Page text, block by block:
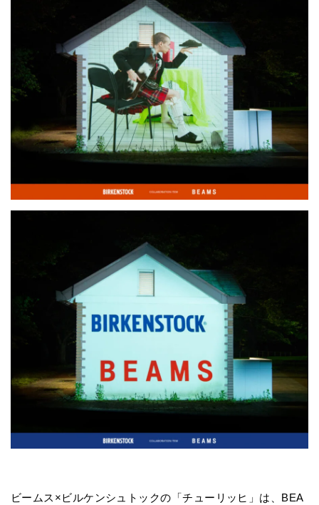
ビームス×ビルケンシュトックの「チューリッヒ」は、BEA